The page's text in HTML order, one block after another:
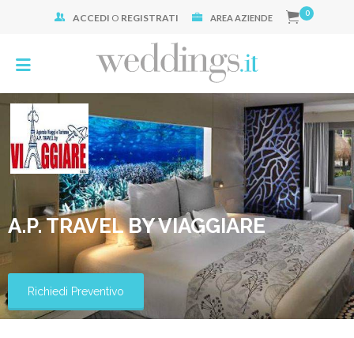
ACCEDI O REGISTRATI AREA AZIENDE 0
A.P. TRAVEL BY VIAGGIARE
Richiedi Preventivo